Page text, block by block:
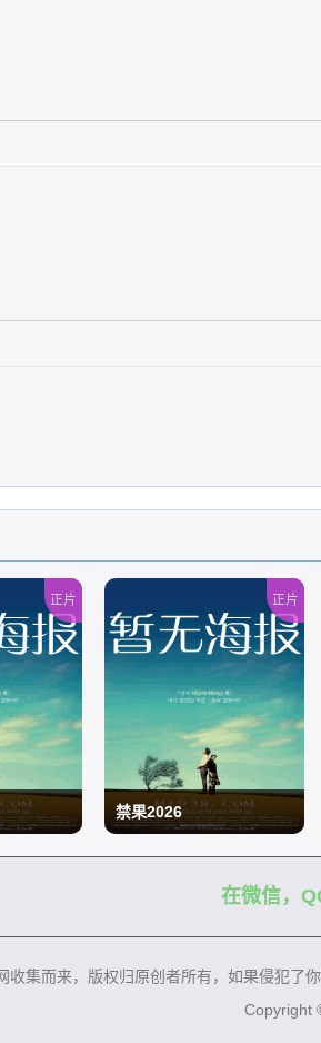
正片
禁果2026
正片
在微信，
收集而来，版权归原创者所有，如果侵犯了
Copyright